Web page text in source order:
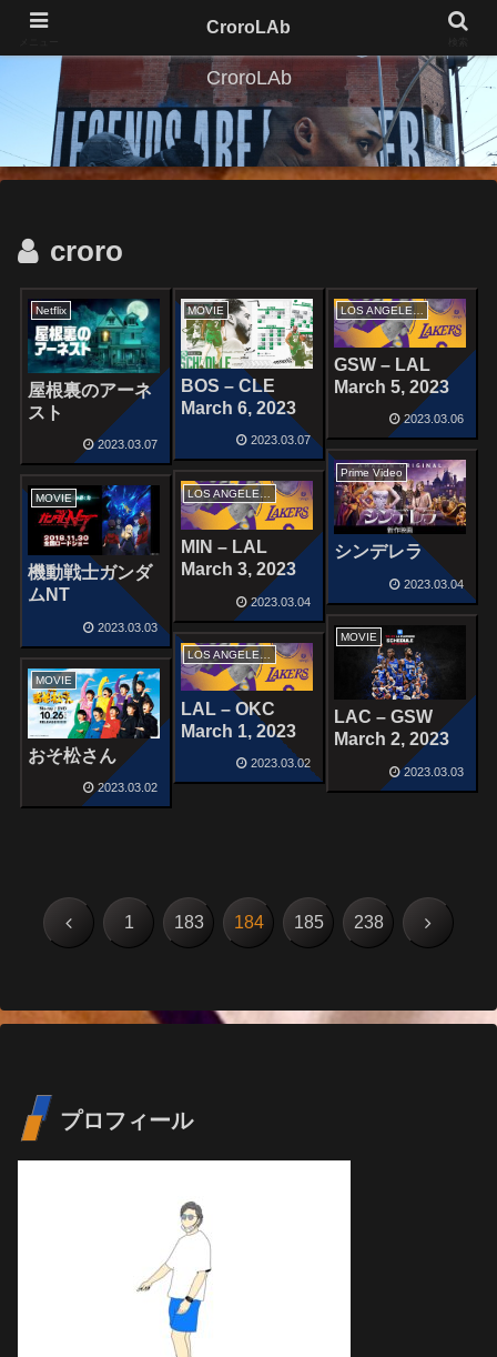
CroroLAb
croro
Netflix
屋根裏のアーネ
スト
2023.03.07
MOVIE
BOS – CLE
March 6, 2023
2023.03.07
LOS ANGELES LAKERS
GSW – LAL
March 5, 2023
2023.03.06
Prime Video
シンデレラ
2023.03.04
MIN – LAL
March 3, 2023
2023.03.04
MOVIE
機動戦士ガンダ
ムNT
2023.03.03
MOVIE
LAC – GSW
March 2, 2023
2023.03.03
LAL – OKC
March 1, 2023
2023.03.02
MOVIE
おそ松さん
2023.03.02
前 1 183 184 185 238 次
プロフィール
CroroLAb